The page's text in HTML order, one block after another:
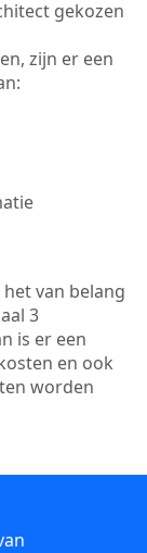
gekozen
zijn er een
van belang
3
is er een
en ook
worden